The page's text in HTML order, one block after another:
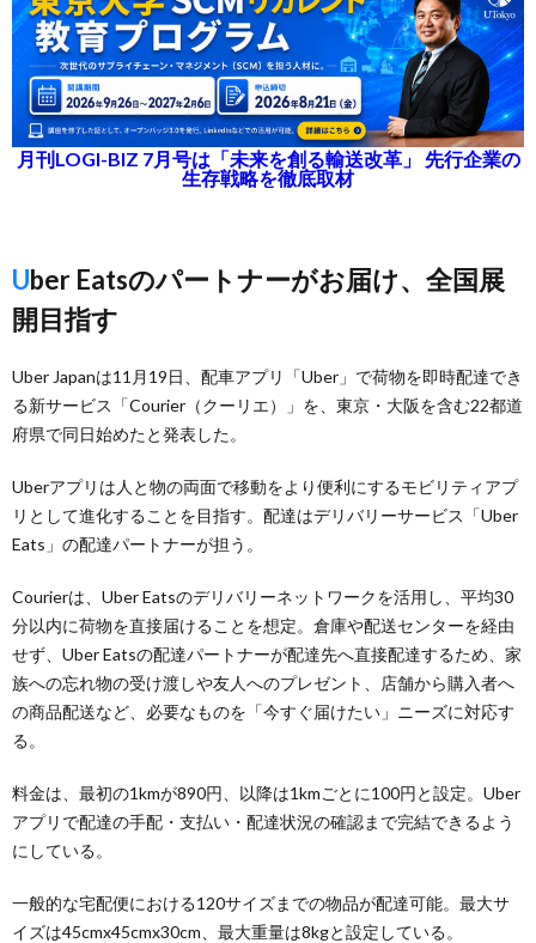
月刊LOGI-BIZ 7月号は「未来を創る輸送改革」 先行企業の
生存戦略を徹底取材
Uber Eatsのパートナーがお届け、全国展
開目指す
Uber Japanは11月19日、配車アプリ「Uber」で荷物を即時配達でき
る新サービス「Courier（クーリエ）」を、東京・大阪を含む22都道
府県で同日始めたと発表した。
Uberアプリは人と物の両面で移動をより便利にするモビリティアプ
リとして進化することを目指す。配達はデリバリーサービス「Uber
Eats」の配達パートナーが担う。
Courierは、Uber Eatsのデリバリーネットワークを活用し、平均30
分以内に荷物を直接届けることを想定。倉庫や配送センターを経由
せず、Uber Eatsの配達パートナーが配達先へ直接配達するため、家
族への忘れ物の受け渡しや友人へのプレゼント、店舗から購入者へ
の商品配送など、必要なものを「今すぐ届けたい」ニーズに対応す
る。
料金は、最初の1kmが890円、以降は1kmごとに100円と設定。Uber
アプリで配達の手配・支払い・配達状況の確認まで完結できるよう
にしている。
一般的な宅配便における120サイズまでの物品が配達可能。最大サ
イズは45cmx45cmx30cm、最大重量は8kgと設定している。